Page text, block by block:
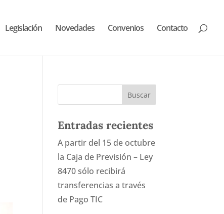
Legislación Novedades Convenios Contacto
Entradas recientes
A partir del 15 de octubre
la Caja de Previsión – Ley
8470 sólo recibirá
transferencias a través
de Pago TIC